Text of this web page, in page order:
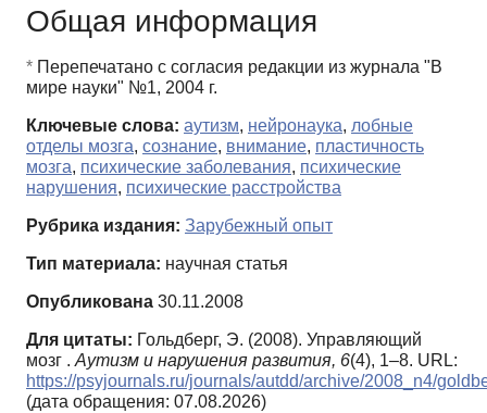
Общая информация
* Перепечатано с согласия редакции из журнала "В
мире науки" №1, 2004 г.
Ключевые слова: аутизм, нейронаука, лобные
отделы мозга, сознание, внимание, пластичность
мозга, психические заболевания, психические
нарушения, психические расстройства
Рубрика издания: Зарубежный опыт
Тип материала: научная статья
Опубликована 30.11.2008
Для цитаты: Гольдберг, Э. (2008). Управляющий
мозг . Аутизм и нарушения развития, 6(4), 1–8. URL:
https://psyjournals.ru/journals/autdd/archive/2008_n4/
(дата обращения: 07.08.2026)